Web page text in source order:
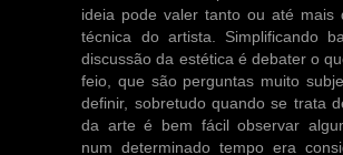
ideia pode valer tanto ou até mais
técnica do artista. Simplificando
discussão da estética é debater o
feio, que são perguntas muito
definir, sobretudo quando se trata
da arte é bem fácil observar
num determinado tempo era